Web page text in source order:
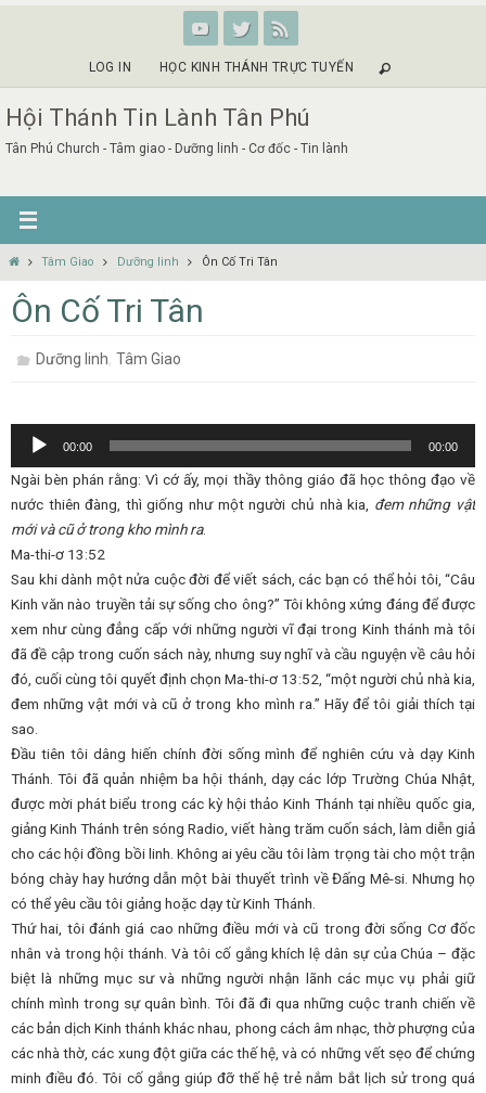
LOG IN HỌC KINH THÁNH TRỰC TUYẾN
Hội Thánh Tin Lành Tân Phú
Tân Phú Church - Tâm giao - Dưỡng linh - Cơ đốc - Tin lành
HomeTâm Giao Dưỡng linh Ôn Cố Tri Tân
Ôn Cố Tri Tân
Dưỡng linh,Tâm Giao
Audio
00:00 00:00
Ngài bèn phán rằng: Vì cớ ấy, mọi thầy thông giáo đã học thông đạo về
nước thiên đàng, thì giống như một người chủ nhà kia, đem những vật
mới và cũ ở trong kho mình ra.
Ma-thi-ơ 13:52
Sau khi dành một nửa cuộc đời để viết sách, các bạn có thể hỏi tôi, “Câu
Kinh văn nào truyền tải sự sống cho ông?” Tôi không xứng đáng để được
xem như cùng đẳng cấp với những người vĩ đại trong Kinh thánh mà tôi
đã đề cập trong cuốn sách này, nhưng suy nghĩ và cầu nguyện về câu hỏi
đó, cuối cùng tôi quyết định chọn Ma-thi-ơ 13:52, “một người chủ nhà kia,
đem những vật mới và cũ ở trong kho mình ra.” Hãy để tôi giải thích tại
sao.
Đầu tiên tôi dâng hiến chính đời sống mình để nghiên cứu và dạy Kinh
Thánh. Tôi đã quản nhiệm ba hội thánh, dạy các lớp Trường Chúa Nhật,
được mời phát biểu trong các kỳ hội thảo Kinh Thánh tại nhiều quốc gia,
giảng Kinh Thánh trên sóng Radio, viết hàng trăm cuốn sách, làm diễn giả
cho các hội đồng bồi linh. Không ai yêu cầu tôi làm trọng tài cho một trận
bóng chày hay hướng dẫn một bài thuyết trình về Đấng Mê-si. Nhưng họ
có thể yêu cầu tôi giảng hoặc dạy từ Kinh Thánh.
Thứ hai, tôi đánh giá cao những điều mới và cũ trong đời sống Cơ đốc
nhân và trong hội thánh. Và tôi cố gắng khích lệ dân sự của Chúa – đặc
biệt là những mục sư và những người nhận lãnh các mục vụ phải giữ
chính mình trong sự quân bình. Tôi đã đi qua những cuộc tranh chiến về
các bản dịch Kinh thánh khác nhau, phong cách âm nhạc, thờ phượng của
các nhà thờ, các xung đột giữa các thế hệ, và có những vết sẹo để chứng
minh điều đó. Tôi cố gắng giúp đỡ thế hệ trẻ nắm bắt lịch sử trong quá